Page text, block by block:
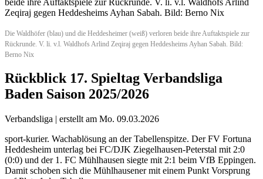
Die Waldhöfer (blau) und die Heddesheimer (weiß) verloren beide ihre Auftaktspiele zur
Rückrunde. V. li. v.l. Waldhofs Arlind Zeqiraj gegen Heddesheims Ayhan Sabah. Bild:
Berno Nix
Rückblick 17. Spieltag Verbandsliga
Baden Saison 2025/2026
Verbandsliga | erstellt am Mo. 09.03.2026
sport-kurier. Wachablösung an der Tabellenspitze. Der FV Fortuna
Heddesheim unterlag bei FC/DJK Ziegelhausen-Peterstal mit 2:0
(0:0) und der 1. FC Mühlhausen siegte mit 2:1 beim VfB Eppingen.
Damit schoben sich die Mühlhausener mit einem Punkt Vorsprung